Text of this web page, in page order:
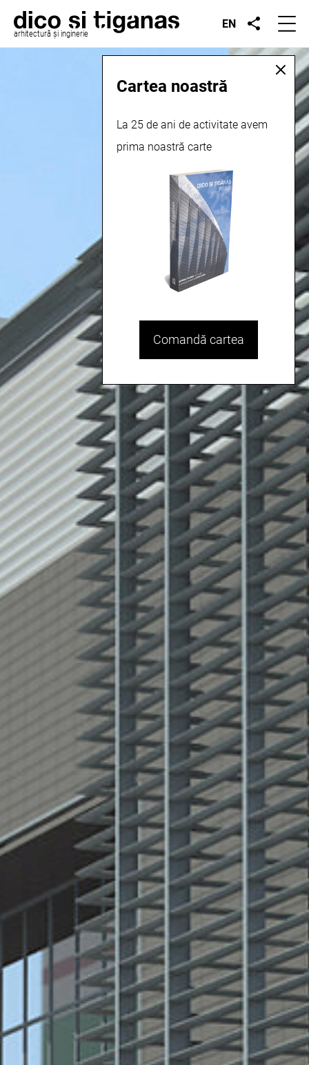
arhitectură și inginerie
EN
Cartea noastră
La 25 de ani de activitate avem
prima noastră carte
Comandă cartea